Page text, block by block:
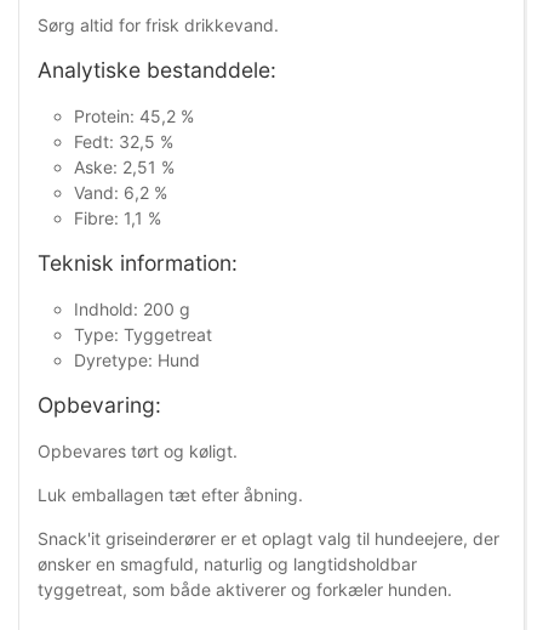
Sørg altid for frisk drikkevand.
Analytiske bestanddele:
Protein: 45,2 %
Fedt: 32,5 %
Aske: 2,51 %
Vand: 6,2 %
Fibre: 1,1 %
Teknisk information:
Indhold: 200 g
Type: Tyggetreat
Dyretype: Hund
Opbevaring:
Opbevares tørt og køligt.
Luk emballagen tæt efter åbning.
Snack'it griseinderører er et oplagt valg til hundeejere, der
ønsker en smagfuld, naturlig og langtidsholdbar
tyggetreat, som både aktiverer og forkæler hunden.